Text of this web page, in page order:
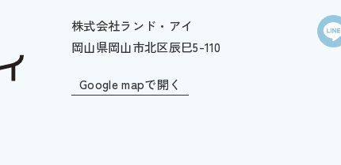
株式会社ランド・アイ
岡山県岡山市北区辰巳5-110
Google mapで開く